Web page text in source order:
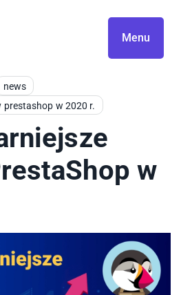
Menu
news
prestashop w 2020 r.
w